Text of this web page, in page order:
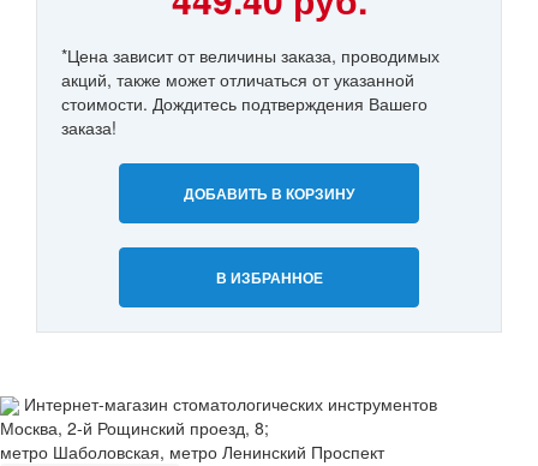
*Цена зависит от величины заказа, проводимых
акций, также может отличаться от указанной
стоимости. Дождитесь подтверждения Вашего
заказа!
ДОБАВИТЬ В КОРЗИНУ
В ИЗБРАННОЕ
Интернет-магазин стоматологических инструментов
Москва, 2-й Рощинский проезд, 8;
метро Шаболовская, метро Ленинский Проспект